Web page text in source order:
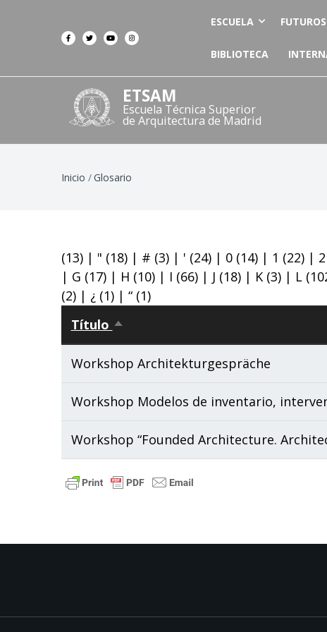
ESCUELA
BIBLIOTECA
ETSAM
Escuela Técnica Superior
de Arquitectura de Madrid
Ruta
Inicio Glosario
(13) | " (18) | # (3) | ' (24) | 0 (14) | 1 (22) | 2
| G (17) | H (10) | I (66) | J (18) | K (3) | L
(2) | ¿ (1) | “ (1)
Título Ordenar
descendente
Workshop Architekturgespräche
Workshop Modelos de inventario,
Workshop “Founded Architecture.